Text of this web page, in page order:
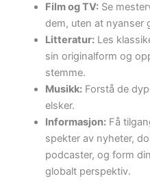
Film og TV: Se
dem, uten at nyanser
Litteratur: Les
sin originalform og
stemme.
Musikk: Forstå de
elsker.
Informasjon: Få
spekter av nyheter,
podcaster, og form
globalt perspektiv.